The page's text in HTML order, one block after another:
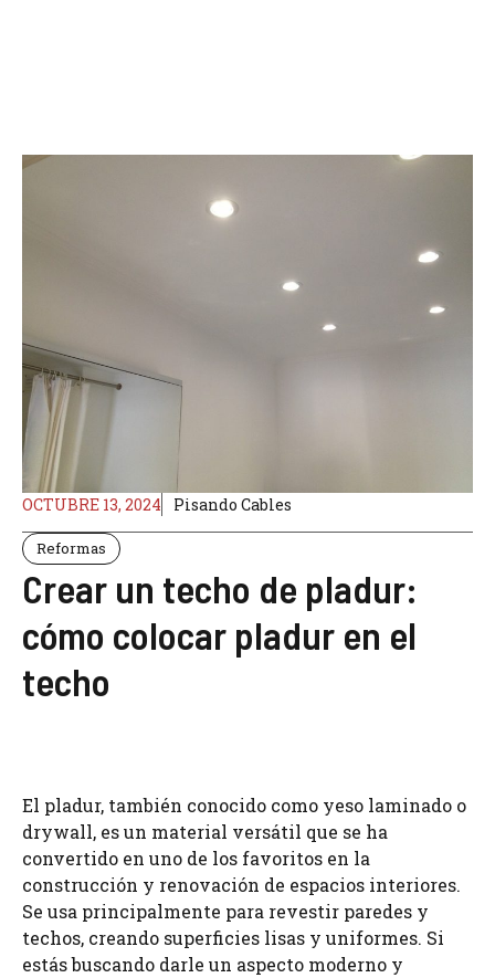
OCTUBRE 13, 2024 Pisando Cables
Reformas
Crear un techo de pladur:
cómo colocar pladur en el
techo
El pladur, también conocido como yeso laminado o
drywall, es un material versátil que se ha
convertido en uno de los favoritos en la
construcción y renovación de espacios interiores.
Se usa principalmente para revestir paredes y
techos, creando superficies lisas y uniformes. Si
estás buscando darle un aspecto moderno y